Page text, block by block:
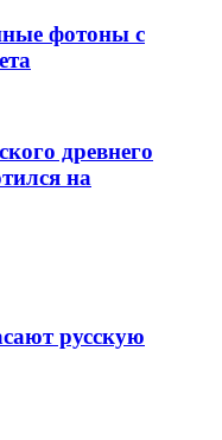
фотоны с
древнего
на
русскую